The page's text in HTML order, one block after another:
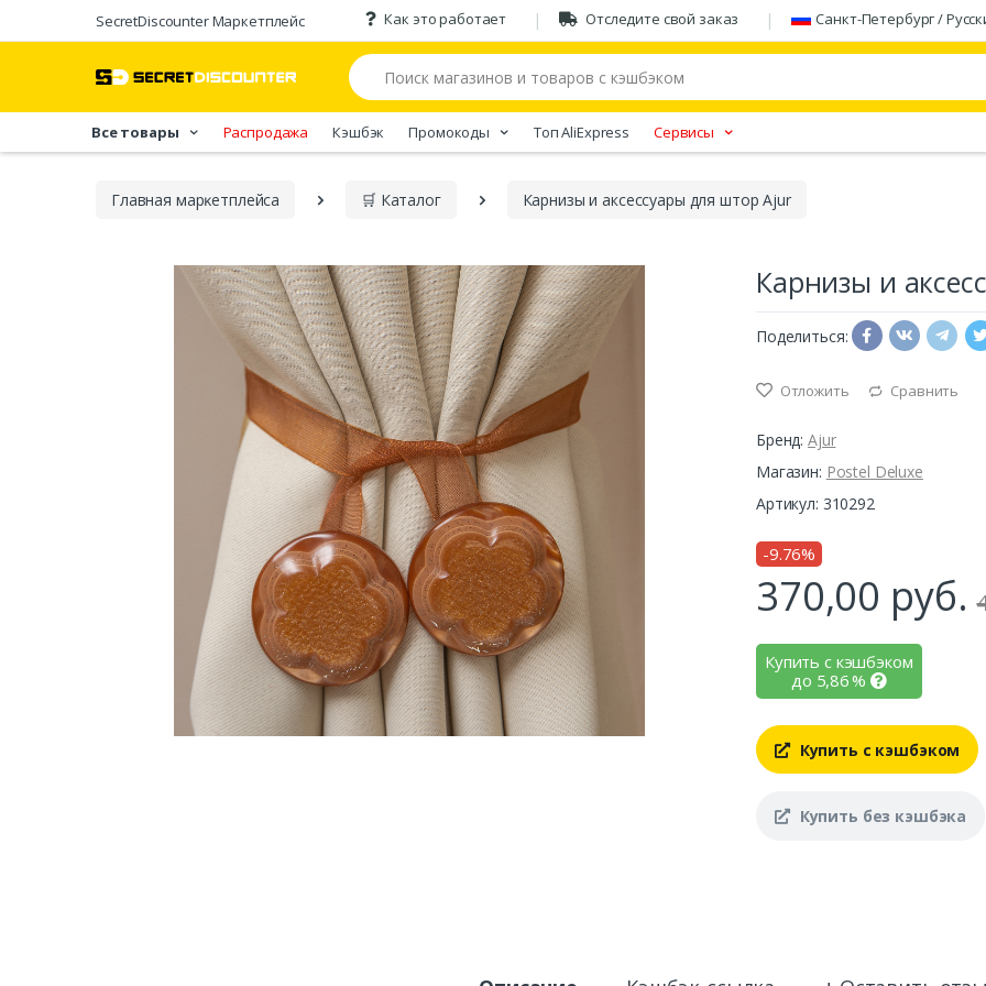
SecretDiscounter Маркетплейс Как это работает Отследите свой заказ Санкт-Петербург /
Все товары Распродажа Кэшбэк Промокоды Tоп AliExpress Сервисы
Главная марĸетплейса 🛒 Каталог Карнизы и аксессуары для штор Ajur
Карнизы и
Поделиться:
Отложить Сравнить
Бренд: Ajur
Магазин: Postel Deluxe
Артикул: 310292
-9.76%
370,00 руб.
Купить с кэшбэком
до 5,86%
Купить с кэшбэком
Купить без кэшбэка